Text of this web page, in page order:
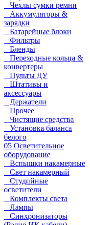
Чехлы сумки ремни
Аккумуляторы &
зарядки
Батарейные блоки
Фильтры
Бленды
Переходные кольца &
конвертеры
Пульты ДУ
Штативы и
аксессуары
Держатели
Прочее
Чистящие средства
Установка баланса
белого
05 Осветительное
оборудование
Вспышки накамерные
Свет накамерный
Студийные
осветители
Комплекты света
Лампы
Синхронизаторы